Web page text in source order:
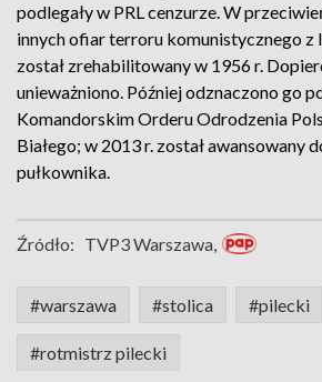
podlegały w PRL cenzurze. W
innych ofiar terroru komunistycznego z
został zrehabilitowany w 1956 r.
unieważniono. Później odznaczono go
Komandorskim Orderu Odrodzenia
Białego; w 2013 r. został awansowany
pułkownika.
Źródło: TVP3 Warszawa,
#warszawa #stolica #pilecki
#rotmistrz pilecki